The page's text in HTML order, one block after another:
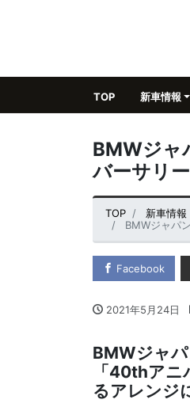
TOP 新車情報
BMWジャ
バーサリ
TOP 新車情報
BMWジャパ
Facebook
2021年5月24日
BMWジャ
「40thア
るアレンジ